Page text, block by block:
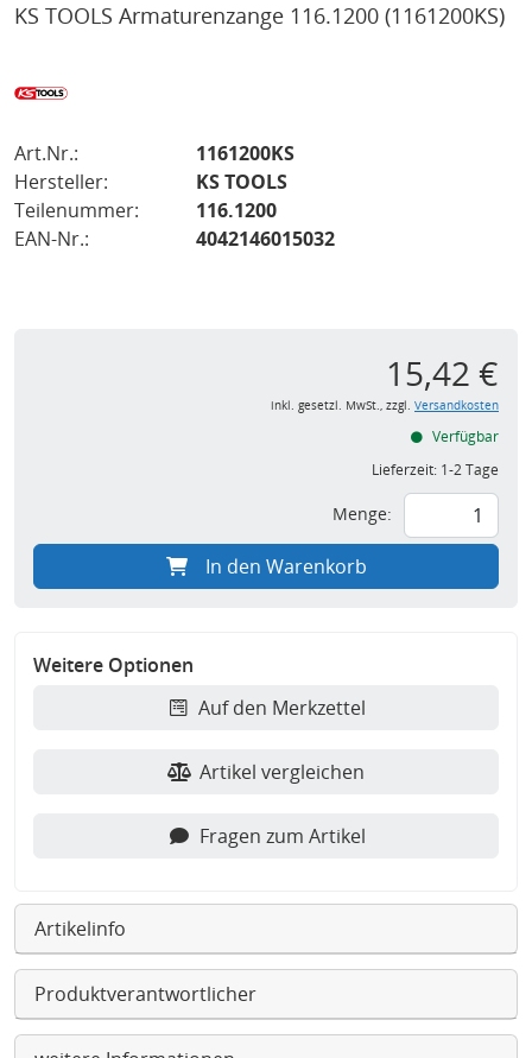
KS TOOLS Armaturenzange 116.1200 (1161200KS)
Art.Nr.:
1161200KS
Hersteller:
KS TOOLS
Teilenummer:
116.1200
EAN-Nr.:
4042146015032
15,42 €
inkl. gesetzl. MwSt., zzgl. Versandkosten
Verfügbar
Lieferzeit: 1-2 Tage
Menge:
In den Warenkorb
Weitere Optionen
Auf den Merkzettel
Artikel vergleichen
Fragen zum Artikel
Artikelinfo
Produktverantwortlicher